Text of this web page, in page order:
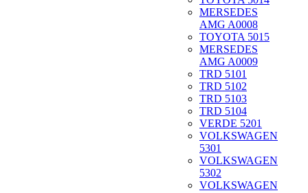
MERSEDES
AMG A0008
TOYOTA 5015
MERSEDES
AMG A0009
TRD 5101
TRD 5102
TRD 5103
TRD 5104
VERDE 5201
VOLKSWAGEN
5301
VOLKSWAGEN
5302
VOLKSWAGEN